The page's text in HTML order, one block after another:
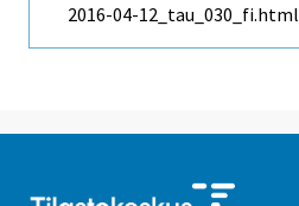
2016-04-12_tau_030_fi.html